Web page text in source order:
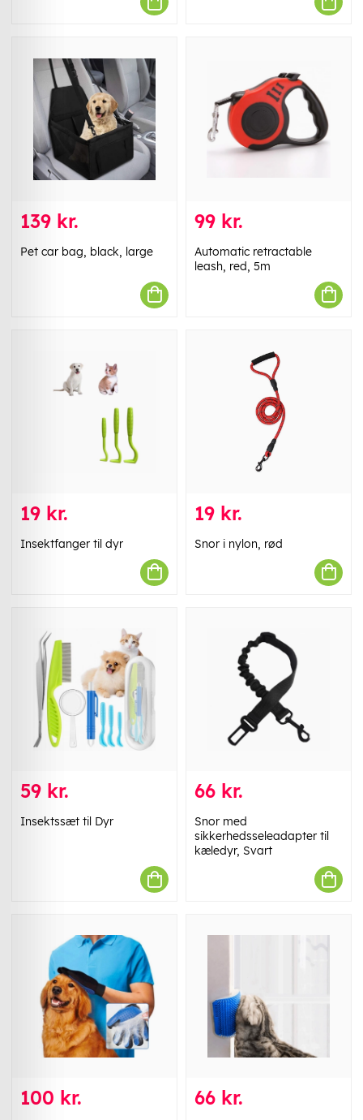
139 kr.
Pet car bag, black, large
99 kr.
Automatic retractable
leash, red, 5m
19 kr.
Insektfanger til dyr
19 kr.
Snor i nylon, rød
59 kr.
Insektssæt til Dyr
66 kr.
Snor med
sikkerhedsseleadapter til
kæledyr, Svart
100 kr. 66 kr.